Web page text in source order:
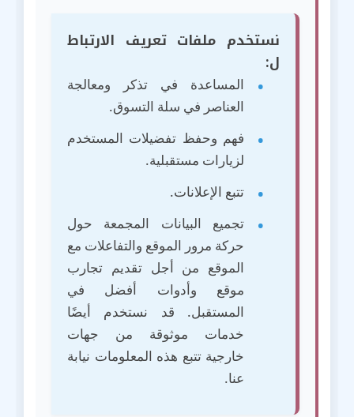
نستخدم ملفات تعريف الارتباط
ل:
المساعدة في تذكر ومعالجة
العناصر في سلة التسوق.
فهم وحفظ تفضيلات المستخدم
لزيارات مستقبلية.
تتبع الإعلانات.
تجميع البيانات المجمعة حول
حركة مرور الموقع والتفاعلات مع
الموقع من أجل تقديم تجارب
موقع وأدوات أفضل في
المستقبل. قد نستخدم أيضًا
خدمات موثوقة من جهات
خارجية تتبع هذه المعلومات نيابة
عنا.